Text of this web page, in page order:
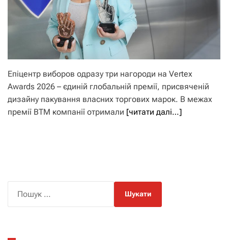
Епіцентр виборов одразу три нагороди на Vertex
Awards 2026 – єдиній глобальній премії, присвяченій
дизайну пакування власних торгових марок. В межах
премії ВТМ компанії отримали [читати далі…]
к